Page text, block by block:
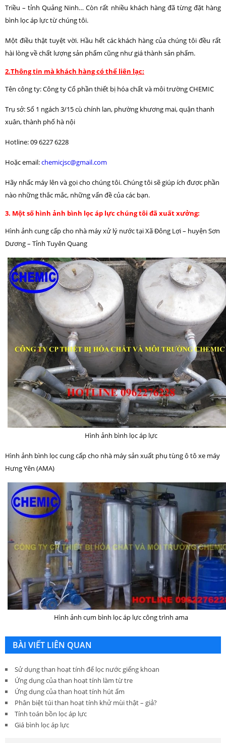
Triều – tỉnh Quảng Ninh… Còn rất nhiều khách hàng đã từng đặt hàng
bình lọc áp lực từ chúng tôi.
Một điều thật tuyệt vời. Hầu hết các khách hàng của chúng tôi đều rất
hài lòng về chất lượng sản phẩm cũng như giá thành sản phẩm.
2.Thông tin mà khách hàng có thể liên lạc:
Tên công ty: Công ty Cổ phần thiết bị hóa chất và môi trường CHEMIC
Trụ sở: Số 1 ngách 3/15 cù chính lan, phường khương mai, quận thanh
xuân, thành phố hà nội
Hotline: 09 6227 6228
Hoặc email:chemicjsc@gmail.com
Hãy nhấc máy lên và gọi cho chúng tôi. Chúng tôi sẽ giúp ích được phần
nào những thắc mắc, những vấn đề của các bạn.
3. Một số hình ảnh bình lọc áp lực chúng tôi đã xuất xưởng:
Hình ảnh cung cấp cho nhà máy xử lý nước tại Xã Đông Lợi – huyện Sơn
Dương – Tỉnh Tuyên Quang
Hình ảnh bình lọc áp lực
Hình ảnh bình lọc cung cấp cho nhà máy sản xuất phụ tùng ô tô xe máy
Hưng Yên (AMA)
Hình ảnh cụm bình lọc áp lực công trình ama
BÀI VIẾT LIÊN QUAN
Sử dụng than hoạt tính để lọc nước giếng khoan
Ứng dụng của than hoạt tính làm từ tre
Ứng dụng của than hoạt tính hút ẩm
Phân biệt túi than hoạt tính khử mùi thật – giả?
Tính toán bồn lọc áp lực
Giá bình lọc áp lực